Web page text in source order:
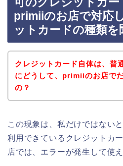
primiiのお店で対応
ットカードの種類を
クレジットカード自体は、普
にどうして、primiiのお店で
の？
この現象は、私だけではない
利用できているクレジットカ
店では、エラーが発生して使